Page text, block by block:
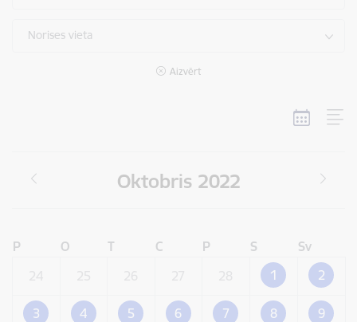
Norises vieta
Aizvērt
Oktobris 2022
P O T C P S
Sv
1 2
3 4 5 6 7 8 9